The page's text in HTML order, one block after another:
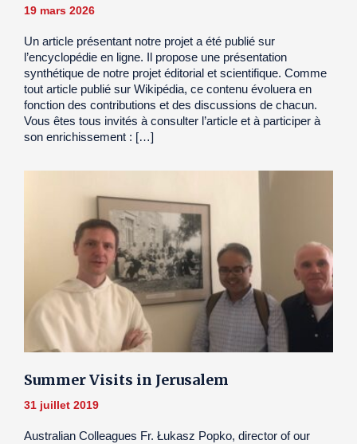
19 mars 2026
Un article présentant notre projet a été publié sur
l’encyclopédie en ligne. Il propose une présentation
synthétique de notre projet éditorial et scientifique. Comme
tout article publié sur Wikipédia, ce contenu évoluera en
fonction des contributions et des discussions de chacun.
Vous êtes tous invités à consulter l’article et à participer à
son enrichissement : […]
Summer Visits in Jerusalem
31 juillet 2019
Australian Colleagues Fr. Łukasz Popko, director of our